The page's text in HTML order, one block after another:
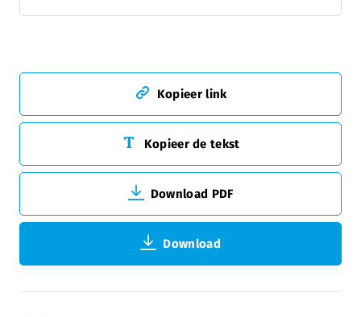
Kopieer link
Kopieer de tekst
Download PDF
Download